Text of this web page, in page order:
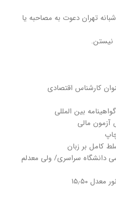
و رتبه ۱۳۰ میشه شبانه تهران دعوت به مصاحبه یا
دانشگاه سراسری/ ولی معدلم
۱۵٫۵۰